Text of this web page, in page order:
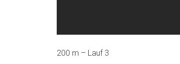
200 m – Lauf 3